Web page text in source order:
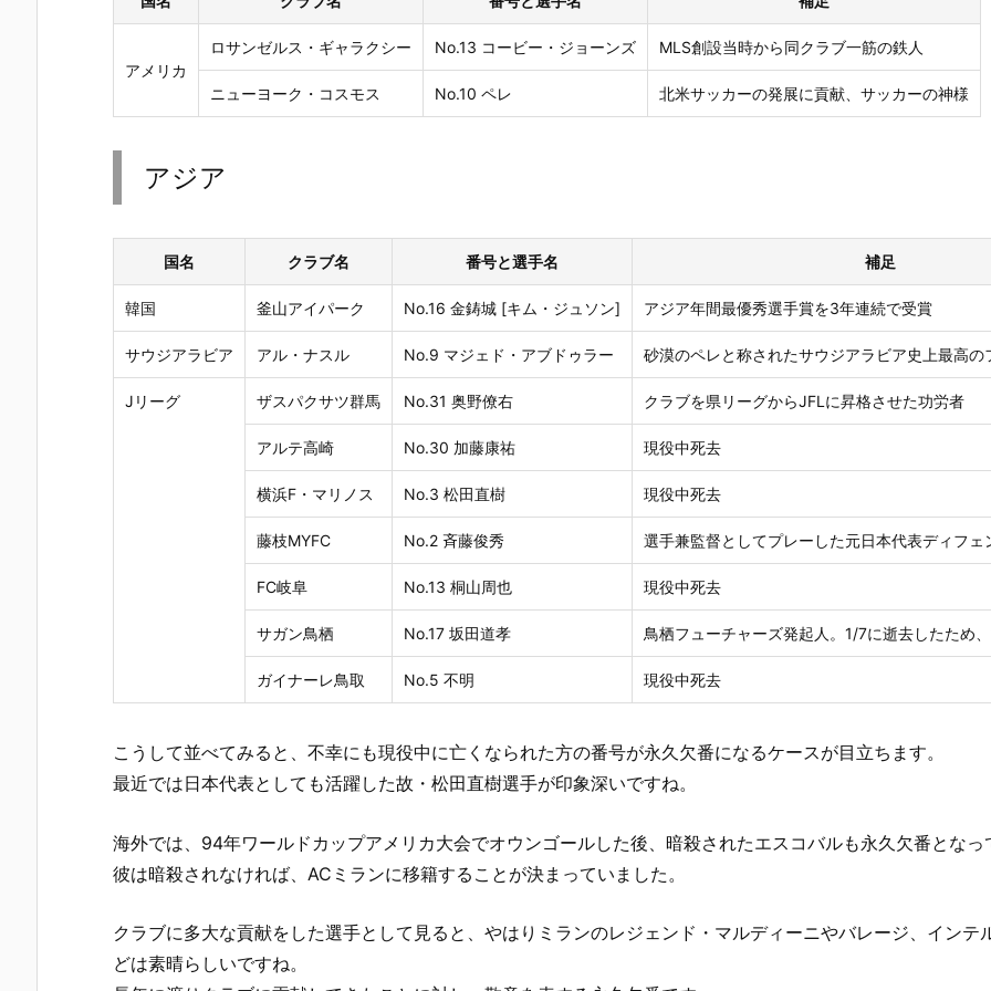
アメリカ
ロサンゼルス・ギャラクシー No.13 コービー・ジョーンズ MLS創設当時から同クラブ一筋の鉄人
ニューヨーク・コスモス No.10 ペレ 北米サッカーの発展に貢献、サッカーの神様
アジア
国名 クラブ名 番号と選手名 補足
韓国 釜山アイパーク No.16 金鋳城 [キム・ジュソン] アジア年間最優秀選手賞を3年連続で受賞
サウジアラビア アル・ナスル No.9 マジェド・アブドゥラー 砂漠のペレと称されたサウジアラビア史上最高の
Jリーグ ザスパクサツ群馬 No.31 奥野僚右 クラブを県リーグからJFLに昇格させた功労者
アルテ高崎 No.30 加藤康祐 現役中死去
横浜F・マリノス No.3 松田直樹 現役中死去
藤枝MYFC No.2 斉藤俊秀 選手兼監督としてプレーした元日本代表ディフェ
FC岐阜 No.13 桐山周也 現役中死去
サガン鳥栖 No.17 坂田道孝 鳥栖フューチャーズ発起人。1/7に逝去したため
ガイナーレ鳥取 No.5 不明 現役中死去
こうして並べてみると、不幸にも現役中に亡くなられた方の番号が永久欠番になるケースが目立ちます。
最近では日本代表としても活躍した故・松田直樹選手が印象深いですね。
海外では、94年ワールドカップアメリカ大会でオウンゴールした後、暗殺されたエスコバルも永久欠番となっ
彼は暗殺されなければ、ACミランに移籍することが決まっていました。
クラブに多大な貢献をした選手として見ると、やはりミランのレジェンド・マルディーニやバレージ、イン
どは素晴らしいですね。